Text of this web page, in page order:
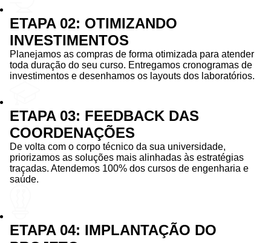
ETAPA 02: OTIMIZANDO
INVESTIMENTOS
Planejamos as compras de forma otimizada para atender
toda duração do seu curso. Entregamos cronogramas de
investimentos e desenhamos os layouts dos laboratórios.
ETAPA 03: FEEDBACK DAS
COORDENAÇÕES
De volta com o corpo técnico da sua universidade,
priorizamos as soluções mais alinhadas às estratégias
traçadas. Atendemos 100% dos cursos de engenharia e
saúde.
ETAPA 04: IMPLANTAÇÃO DO